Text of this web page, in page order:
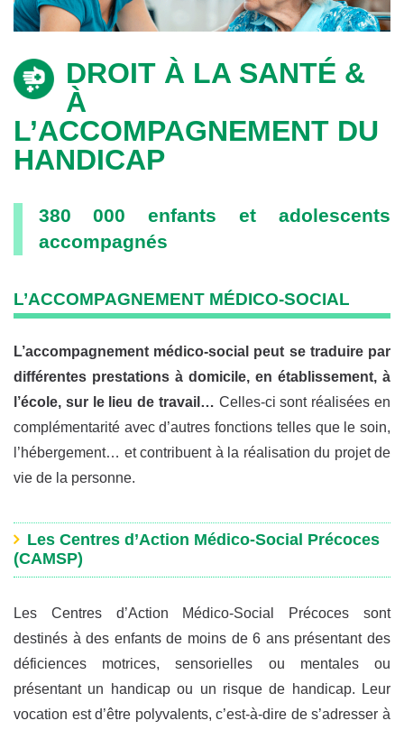
DROIT À LA SANTÉ &
À
L’ACCOMPAGNEMENT DU
HANDICAP
380 000 enfants et adolescents
accompagnés
L’ACCOMPAGNEMENT MÉDICO-SOCIAL
L’accompagnement médico-social peut se traduire par
différentes prestations à domicile, en établissement, à
l’école, sur le lieu de travail… Celles-ci sont réalisées en
complémentarité avec d’autres fonctions telles que le soin,
l’hébergement… et contribuent à la réalisation du projet de
vie de la personne.
Les Centres d’Action Médico-Social Précoces
(CAMSP)
Les Centres d’Action Médico-Social Précoces sont
destinés à des enfants de moins de 6 ans présentant des
déficiences motrices, sensorielles ou mentales ou
présentant un handicap ou un risque de handicap. Leur
vocation est d’être polyvalents, c’est-à-dire de s’adresser à